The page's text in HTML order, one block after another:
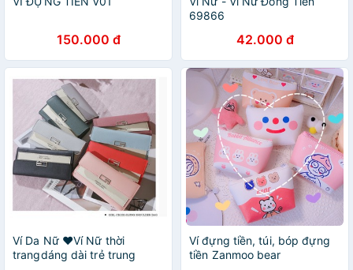
150.000 đ
69866
42.000 đ
Ví Da Nữ ❤️Ví Nữ thời
trangdáng dài trẻ trung
Ví đựng tiền, túi, bóp đựng
tiền Zanmoo bear